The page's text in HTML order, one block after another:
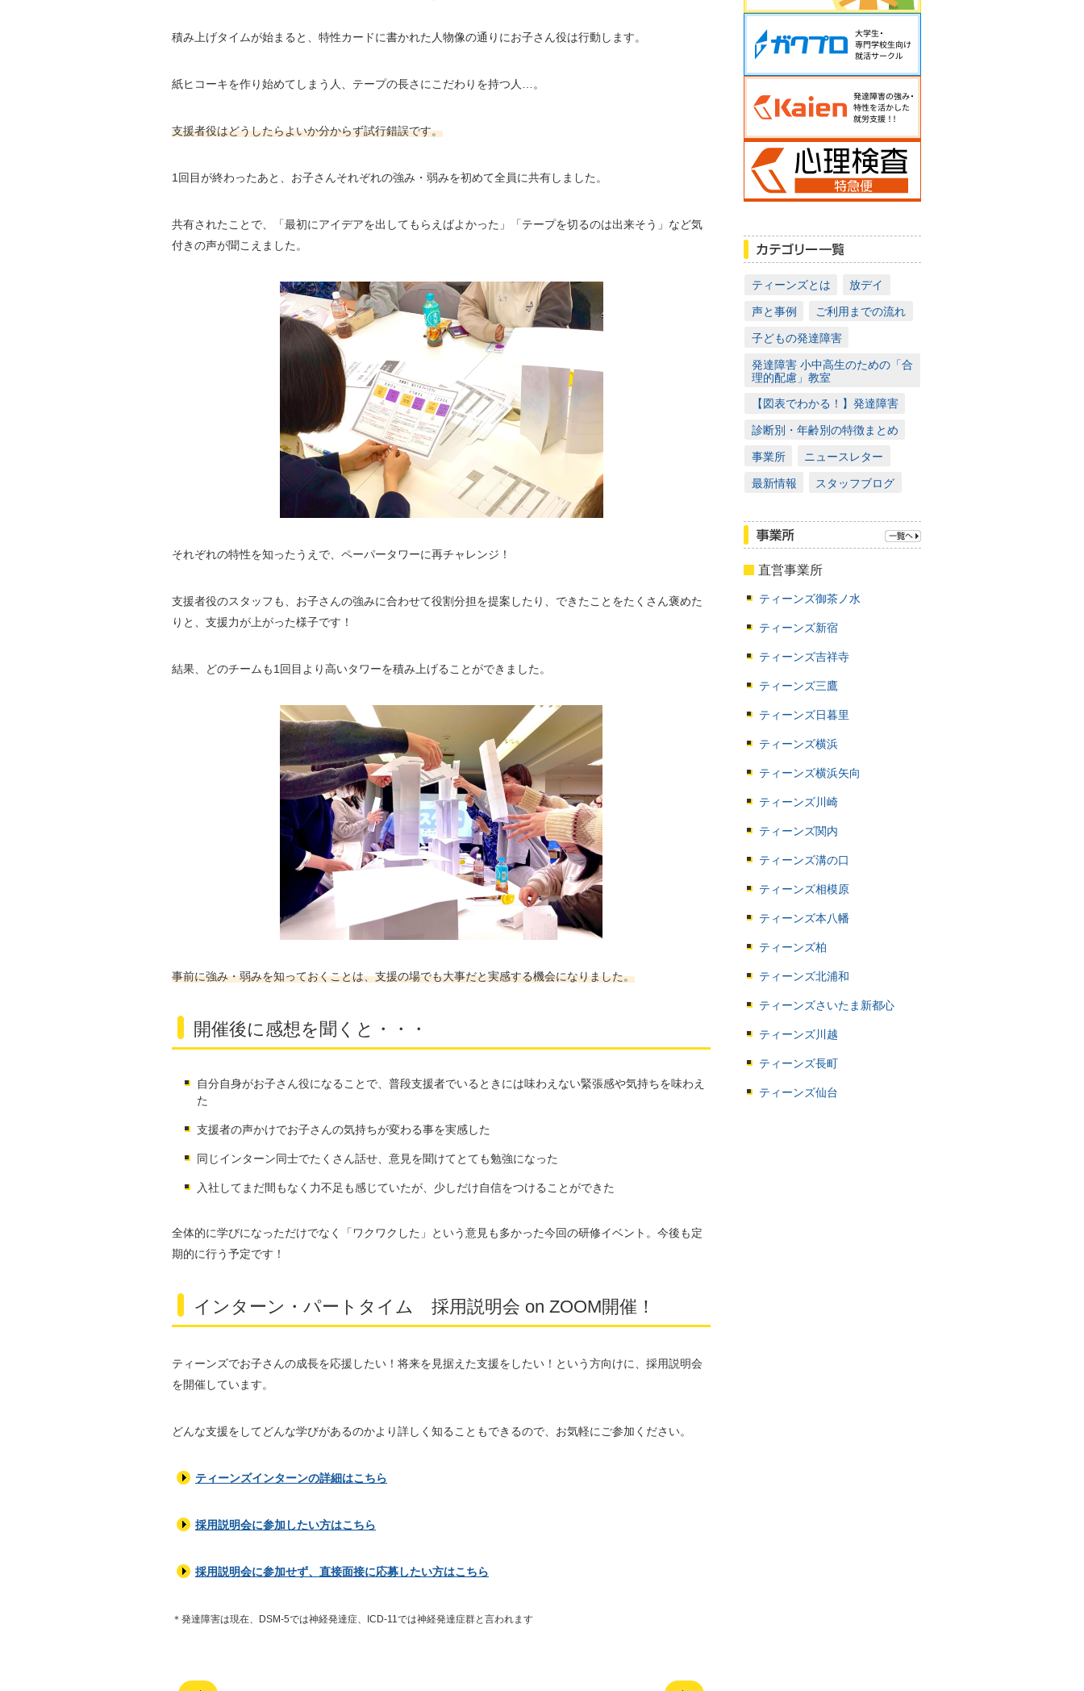
積み上げタイムが始まると、特性カードに書かれた人物像の通りにお子さん役は行動します。
紙ヒコーキを作り始めてしまう人、テープの長さにこだわりを持つ人…。
支援者役はどうしたらよいか分からず試行錯誤です。
1回目が終わったあと、お子さんそれぞれの強み・弱みを初めて全員に共有しました。
共有されたことで、「最初にアイデアを出してもらえばよかった」「テープを切るのは出来そう」など気
付きの声が聞こえました。
それぞれの特性を知ったうえで、ペーパータワーに再チャレンジ！
支援者役のスタッフも、お子さんの強みに合わせて役割分担を提案したり、できたことをたくさん褒めた
りと、支援力が上がった様子です！
結果、どのチームも1回目より高いタワーを積み上げることができました。
事前に強み・弱みを知っておくことは、支援の場でも大事だと実感する機会になりました。
開催後に感想を聞くと・・・
自分自身がお子さん役になることで、普段支援者でいるときには味わえない緊張感や気持ちを味わえ
た
支援者の声かけでお子さんの気持ちが変わる事を実感した
同じインターン同士でたくさん話せ、意見を聞けてとても勉強になった
入社してまだ間もなく力不足も感じていたが、少しだけ自信をつけることができた
全体的に学びになっただけでなく「ワクワクした」という意見も多かった今回の研修イベント。今後も定
期的に行う予定です！
インターン・パートタイム 採用説明会 on ZOOM開催！
ティーンズでお子さんの成長を応援したい！将来を見据えた支援をしたい！という方向けに、採用説明会
を開催しています。
どんな支援をしてどんな学びがあるのかより詳しく知ることもできるので、お気軽にご参加ください。
ティーンズインターンの詳細はこちら
採用説明会に参加したい方はこちら
採用説明会に参加せず、直接面接に応募したい方はこちら
＊発達障害は現在、DSM-5では神経発達症、ICD-11では神経発達症群と言われます
ティーンズとは 放デイ
声と事例 ご利用までの流れ
子どもの発達障害
発達障害 小中高生のための「合
理的配慮」教室
【図表でわかる！】発達障害
診断別・年齢別の特徴まとめ
事業所 ニュースレター
最新情報 スタッフブログ
直営事業所
ティーンズ御茶ノ水
ティーンズ新宿
ティーンズ吉祥寺
ティーンズ三鷹
ティーンズ日暮里
ティーンズ横浜
ティーンズ横浜矢向
ティーンズ川崎
ティーンズ関内
ティーンズ溝の口
ティーンズ相模原
ティーンズ本八幡
ティーンズ柏
ティーンズ北浦和
ティーンズさいたま新都心
ティーンズ川越
ティーンズ長町
ティーンズ仙台